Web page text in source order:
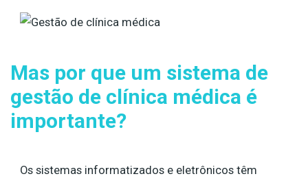
Mas por que um sistema de
gestão de clínica médica é
importante?
Os sistemas informatizados e eletrônicos têm